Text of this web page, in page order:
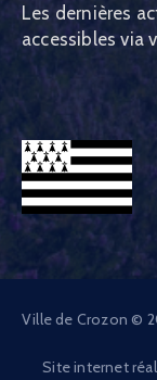
Les dernières
accessibles via
Ville de Crozon ©
Site internet